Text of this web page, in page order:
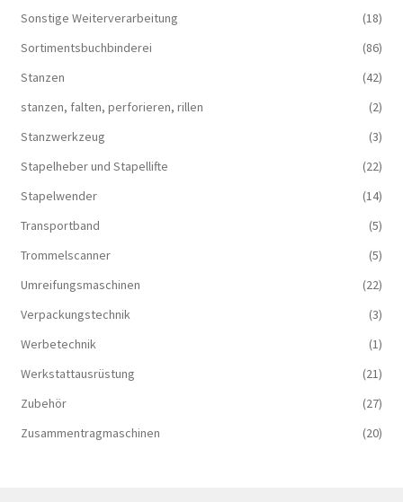
Sonstige Weiterverarbeitung
(18)
Sortimentsbuchbinderei
(86)
Stanzen
(42)
stanzen, falten, perforieren, rillen
(2)
Stanzwerkzeug
(3)
Stapelheber und Stapellifte
(22)
Stapelwender
(14)
Transportband
(5)
Trommelscanner
(5)
Umreifungsmaschinen
(22)
Verpackungstechnik
(3)
Werbetechnik
(1)
Werkstattausrüstung
(21)
Zubehör
(27)
Zusammentragmaschinen
(20)